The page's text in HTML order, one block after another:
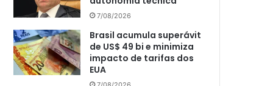
7/08/2026
Brasil acumula superávit
de US$ 49 bi e minimiza
impacto de tarifas dos
EUA